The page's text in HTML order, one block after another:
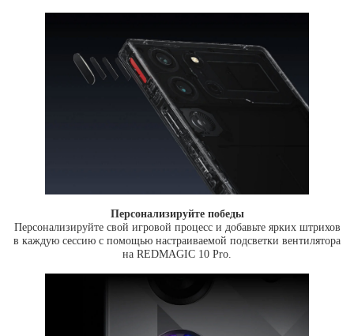
Персонализируйте победы
Персонализируйте свой игровой процесс и добавьте ярких штрихов
в каждую сессию с помощью настраиваемой подсветки вентилятора
на REDMAGIC 10 Pro.